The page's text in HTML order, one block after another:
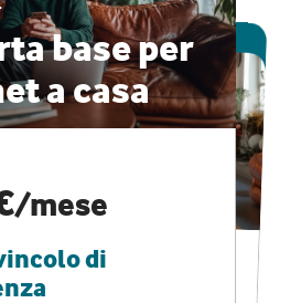
base per
a casa
/mese
di
ESCLUSIVA ONLINE
PRO
veloce e
speciali
FISSA + VODAFONE CLUB